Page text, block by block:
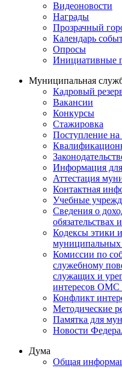
Видеоновости
Награды
Прозрачный
Календарь
Опросы
Инициативные
Муниципальная
Кадровый
Вакансии
Конкурсы
Стажировка
Поступление
Информация для
Аттестация
Контактная
Учебные
Сведения о
обязательствах
Кодексы этики
муниципальных
Комиссии по
служебному
служащих и
интересов ОМС
Конфликт
Методические
Памятка для
Новости
Дума
Общая